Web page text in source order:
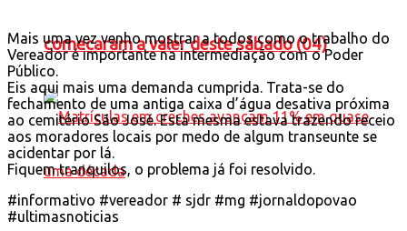
comecaram a valer deste sábado (04)
Mais uma vez venho mostrar a todos como o trabalho do
Vereador é importante na intermediação com o Poder
Público.
Eis aqui mais uma demanda cumprida. Trata-se do
fechamento de uma antiga caixa d’água desativa próxima
ao cemitério São José. Esta mesma estava trazendo receio
aos moradores locais por medo de algum transeunte se
acidentar por lá.
Fiquem tranquilos, o problema já foi resolvido.
#informativo #vereador # sjdr #mg #jornaldopovao
#ultimasnoticias